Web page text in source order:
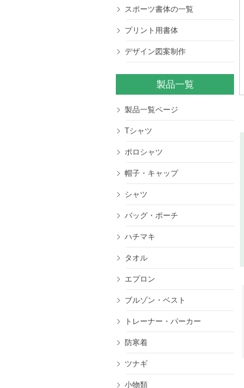
スポーツ書体の一覧
プリント用書体
デザイン図案制作
製品一覧
製品一覧ページ
Tシャツ
ポロシャツ
帽子・キャップ
シャツ
バッグ・ポーチ
ハチマキ
タオル
エプロン
ブルゾン・ベスト
トレーナー・パーカー
防寒着
ツナギ
小物類